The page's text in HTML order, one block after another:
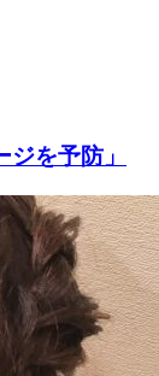
を予防」